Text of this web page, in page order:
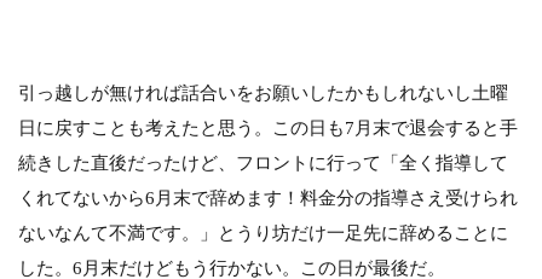
引っ越しが無ければ話合いをお願いしたかもしれないし土曜
日に戻すことも考えたと思う。この日も7月末で退会すると手
続きした直後だったけど、フロントに行って「全く指導して
くれてないから6月末で辞めます！料金分の指導さえ受けられ
ないなんて不満です。」とうり坊だけ一足先に辞めることに
した。6月末だけどもう行かない。この日が最後だ。